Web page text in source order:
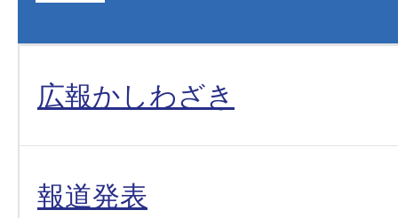
広報かしわざき
報道発表